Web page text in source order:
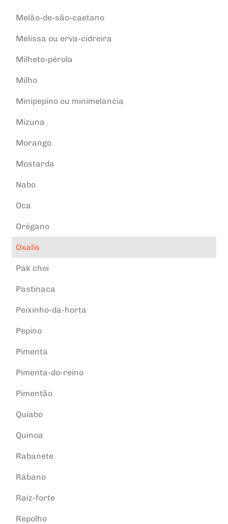
Melão-de-são-caetano
Melissa ou erva-cidreira
Milheto-pérola
Milho
Minipepino ou minimelancia
Mizuna
Morango
Mostarda
Nabo
Oca
Orégano
Oxalis
Pak choi
Pastinaca
Peixinho-da-horta
Pepino
Pimenta
Pimenta-do-reino
Pimentão
Quiabo
Quinoa
Rabanete
Rábano
Raiz-forte
Repolho